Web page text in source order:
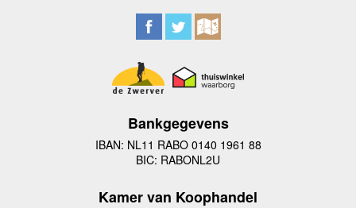
Bankgegevens
IBAN: NL11 RABO 0140 1961 88
BIC: RABONL2U
Kamer van Koophandel